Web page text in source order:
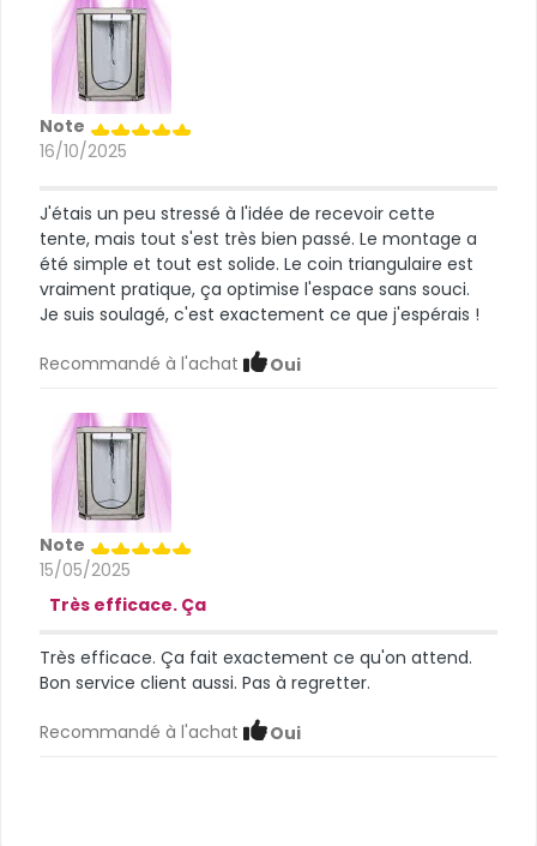
Note
16/10/2025
J'étais un peu stressé à l'idée de recevoir cette
tente, mais tout s'est très bien passé. Le montage a
été simple et tout est solide. Le coin triangulaire est
vraiment pratique, ça optimise l'espace sans souci.
Je suis soulagé, c'est exactement ce que j'espérais !
Recommandé à l'achat Oui
Note
15/05/2025
Très efficace. Ça
Très efficace. Ça fait exactement ce qu'on attend.
Bon service client aussi. Pas à regretter.
Recommandé à l'achat Oui